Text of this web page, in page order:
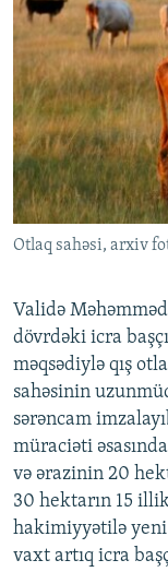
Otlaq sahəsi, arxiv
Validə
dövrdəki icra
məqsədiylə qış
sahəsinin
sərəncam
müraciəti
və ərazinin 20
30 hektarın 15
hakimiyyətilə yeni
vaxt artıq icra